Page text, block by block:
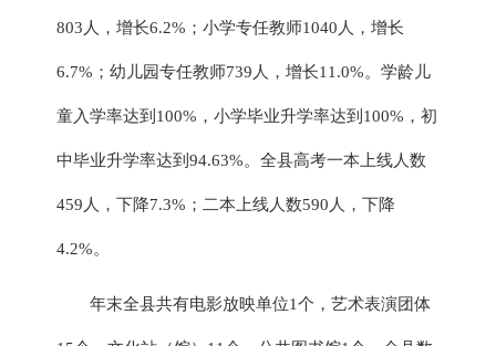
803人，增长6.2%；小学专任教师1040人，增长
6.7%；幼儿园专任教师739人，增长11.0%。 学龄儿
童入学率达到 100%，小学毕业升学率达到100%，初
中毕业升学率达到 94.63%。全县高考一本上线人数
459人，下降7.3%； 二本上线人数590 人 ，下降
4.2%。
年末全县共有电影放映单位1个，艺术表演团体